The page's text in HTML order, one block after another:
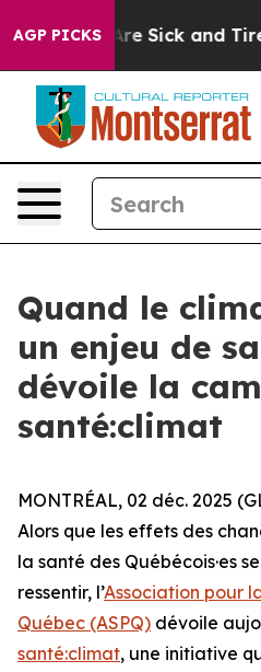
AGP PICKSAre Sick and Tired
Quand le
un enjeu de
dévoile la
santé:climat
MONTRÉAL, 02 déc. 2025
Alors que les effets des
la santé des Québécois·es
ressentir, l’Association pour
Québec (ASPQ) dévoile
santé:climat, une initiative